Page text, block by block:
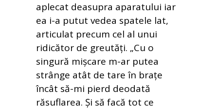
aplecat deasupra aparatului iar
ea i-a putut vedea spatele lat,
articulat precum cel al unui
ridicător de greutăți. „Cu o
singură mișcare m-ar putea
strânge atât de tare în brațe
încât să-mi pierd deodată
răsuflarea. Și să facă tot ce